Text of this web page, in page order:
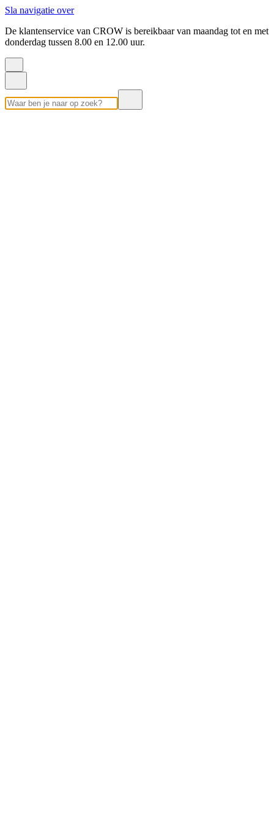
Sla navigatie over
De klantenservice van CROW is bereikbaar van maandag tot en met
donderdag tussen 8.00 en 12.00 uur.